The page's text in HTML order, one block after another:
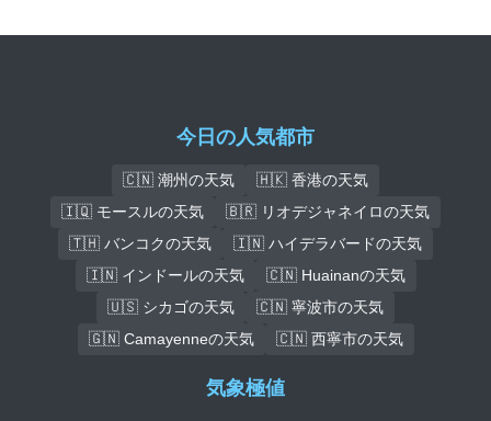
今日の人気都市
🇨🇳 潮州の天気
🇭🇰 香港の天気
🇮🇶 モースルの天気
🇧🇷 リオデジャネイロの天気
🇹🇭 バンコクの天気
🇮🇳 ハイデラバードの天気
🇮🇳 インドールの天気
🇨🇳 Huainanの天気
🇺🇸 シカゴの天気
🇨🇳 寧波市の天気
🇬🇳 Camayenneの天気
🇨🇳 西寧市の天気
気象極値